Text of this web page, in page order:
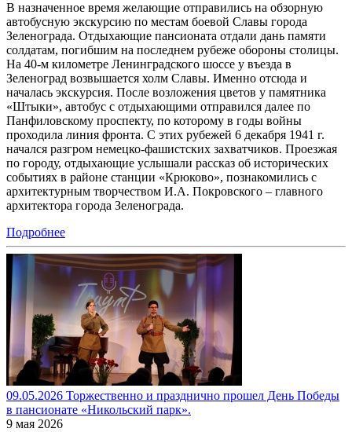
В назначенное время желающие отправились на обзорную
автобусную экскурсию по местам боевой Славы города
Зеленограда. Отдыхающие пансионата отдали дань памяти
солдатам, погибшим на последнем рубеже обороны столицы.
На 40-м километре Ленинградского шоссе у въезда в
Зеленоград возвышается холм Славы. Именно отсюда и
началась экскурсия. После возложения цветов у памятника
«Штыки», автобус с отдыхающими отправился далее по
Панфиловскому проспекту, по которому в годы войны
проходила линия фронта. С этих рубежей 6 декабря 1941 г.
начался разгром немецко-фашистских захватчиков. Проезжая
по городу, отдыхающие услышали рассказ об исторических
событиях в районе станции «Крюково», познакомились с
архитектурным творчеством И.А. Покровского – главного
архитектора города Зеленограда.
Подробнее
09.05.2026 Торжественно и празднично прошел День Победы
в пансионате «Никольский парк».
9 мая 2026